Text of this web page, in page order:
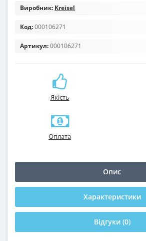
Виробник: Kreisel
Код:000106271
Артикул:000106271
Якість
Оплата
Опис
Характеристики
Відгуки (0)